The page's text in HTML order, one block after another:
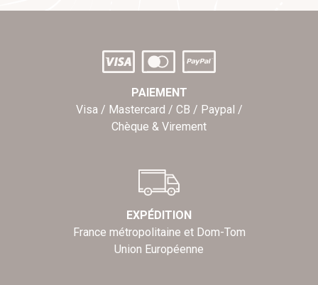
PAIEMENT
Visa / Mastercard / CB / Paypal /
Chèque & Virement
EXPÉDITION
France métropolitaine et Dom-Tom
Union Européenne